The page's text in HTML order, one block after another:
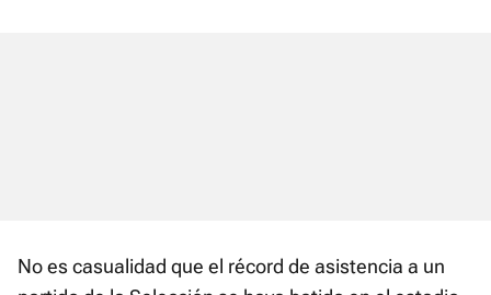
No es casualidad que el récord de asistencia a un